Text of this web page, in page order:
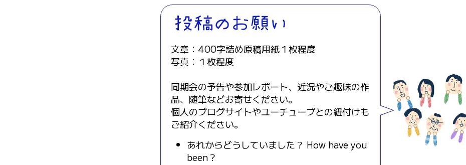
文章：400字詰め原稿用紙１枚程度
写真：１枚程度
同期会の予告や参加レポート、近況やご趣味の作
品、随筆などお寄せください。
個人のブログサイトやユーチューブとの紐付けも
ご紹介ください。
あれからどうしていました？ How have you
been？